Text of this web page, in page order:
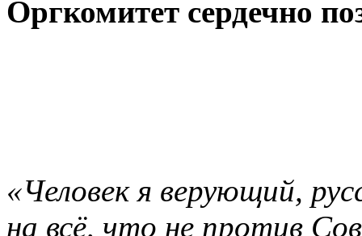
Оргкомитет сердечно
«Человек я верующий,
на всё, что не против